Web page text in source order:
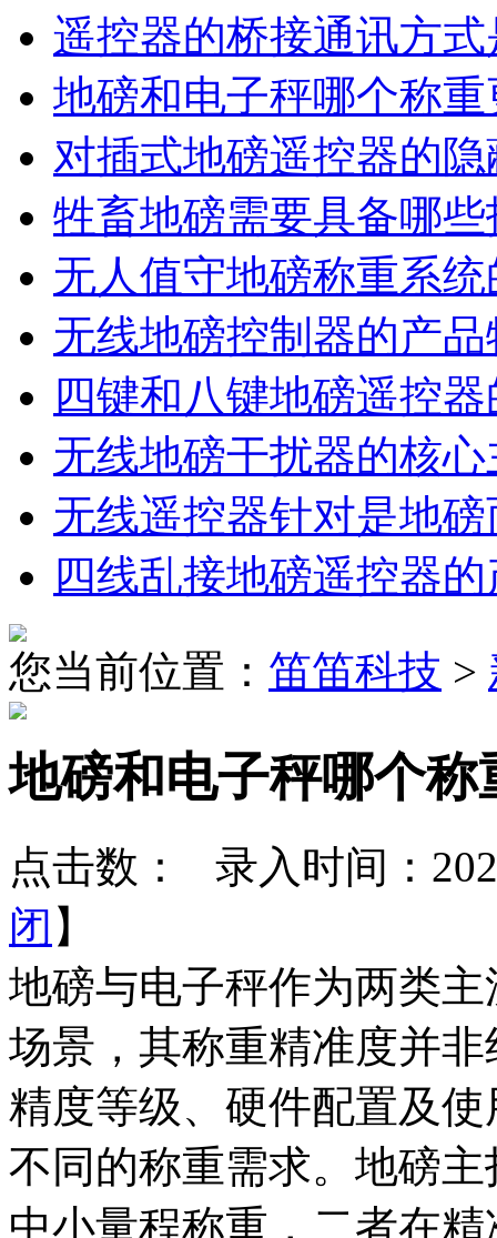
遥控器的桥接通讯方
地磅和电子秤哪个称
对插式地磅遥控器的
牲畜地磅需要具备哪
无人值守地磅称重系
无线地磅控制器的产
四键和八键地磅遥控
无线地磅干扰器的核心
无线遥控器针对是地
四线乱接地磅遥控器
您当前位置： 笛笛科技 >
地磅和电子秤哪个称
点击数：
录入时间：
闭 】
地磅与电子秤作为两类
场景，其称重精准度并
精度等级、硬件配置及
不同的称重需求。地磅
中小量程称重，二者在